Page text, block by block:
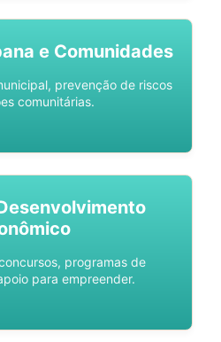
e Comunidades
prevenção de riscos
comunitárias.
programas de
para empreender.